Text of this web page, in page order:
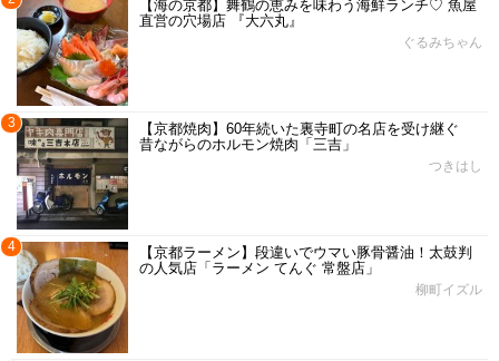
【海の京都】舞鶴の恵みを味わう海鮮ランチ♡ 魚屋
直営の穴場店 『大六丸』
ぐるみちゃん
3
【京都焼肉】60年続いた裏寺町の名店を受け継ぐ
昔ながらのホルモン焼肉「三吉」
つきはし
4
【京都ラーメン】段違いでウマい豚骨醤油！太鼓判
の人気店「ラーメン てんぐ 常盤店」
柳町イズル